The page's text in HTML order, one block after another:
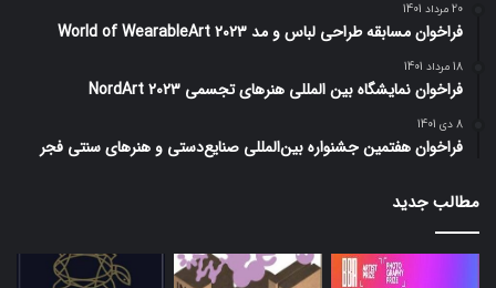
20 مرداد 1401
فراخوان مسابقه طراحی لباس و مد World of WearableArt 2023
18 مرداد 1401
فراخوان نمایشگاه بین المللی هنرهای تجسمی NordArt 2023
8 دی 1401
فراخوان هفتمین جشنواره بین‌المللی صنایع‌دستی و هنرهای سنتی فجر
مطالب جدید